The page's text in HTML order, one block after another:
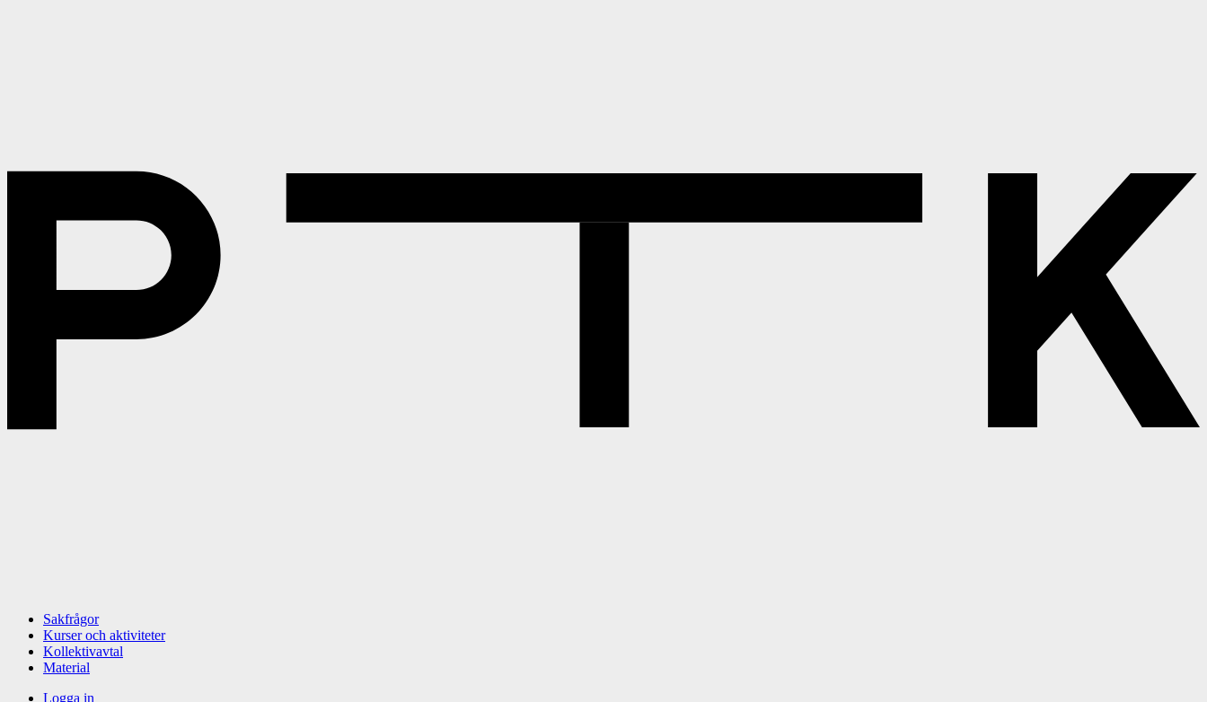
Sakfrågor
Kurser och aktiviteter
Kollektivavtal
Material
Logga in